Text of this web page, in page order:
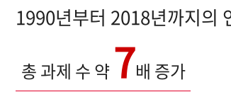
1990년부터 2018년까지의
총 과제 수 약7배 증가